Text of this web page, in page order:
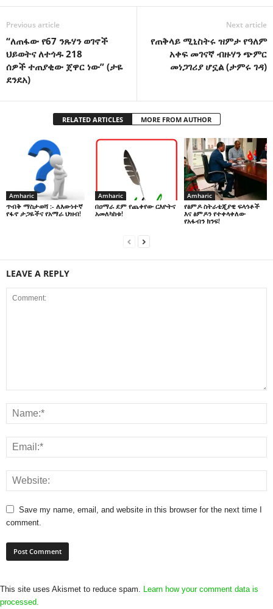
Previous article
“ለጠፋው የ67 ንጹሃን ወገኖች
ህይወትና ለተጎዱ 218
ሰዎች ተጠያቂው ጀዋር ነው” (ታዬ
ደንደአ)
Next article
የጠቅላይ ሚኒስትሩ ዝምታ የዓለም
አቀፍ መገናኛ ብዙሃን ጭምር
መነጋገሪያ ሆኗል (ታምሩ ገዳ)
RELATED ARTICLES MORE FROM AUTHOR
Amharic
ጥብቅ ማስታወሻ :- ለእውነተኛ
የፋኖ ታጋዬችና የአማራ ህዝብ!
Amharic
በዐማራ ደም የጨቀየው ርእዮትና
አመለካከቱ!
Amharic
የፅምዶ ስትራቴጂያዊ ፍላጎቶች
እና ፅምዶን የተቀላቀለው
የአፋብን ክንፍ!
LEAVE A REPLY
Save my name, email, and website in this browser for the next time I
comment.
This site uses Akismet to reduce spam. Learn how your comment data is
processed.